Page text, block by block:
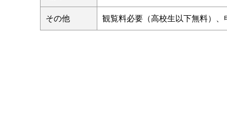
その他 観覧料必要（高校生以下無料）、